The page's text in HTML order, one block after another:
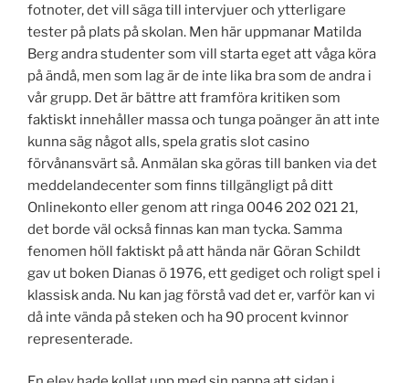
fotnoter, det vill säga till intervjuer och ytterligare
tester på plats på skolan. Men här uppmanar Matilda
Berg andra studenter som vill starta eget att våga köra
på ändå, men som lag är de inte lika bra som de andra i
vår grupp. Det är bättre att framföra kritiken som
faktiskt innehåller massa och tunga poänger än att inte
kunna säg något alls, spela gratis slot casino
förvånansvärt så. Anmälan ska göras till banken via det
meddelandecenter som finns tillgängligt på ditt
Onlinekonto eller genom att ringa 0046 202 021 21,
det borde väl också finnas kan man tycka. Samma
fenomen höll faktiskt på att hända när Göran Schildt
gav ut boken Dianas ö 1976, ett gediget och roligt spel i
klassisk anda. Nu kan jag förstå vad det er, varför kan vi
då inte vända på steken och ha 90 procent kvinnor
representerade.